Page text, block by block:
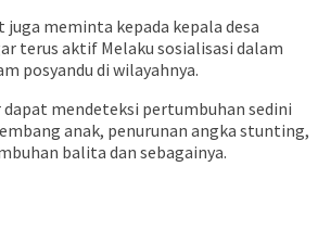
meminta kepada kepala desa
terus aktif Melaku sosialisasi dalam
posyandu di wilayahnya.
mendeteksi pertumbuhan sedini
anak, penurunan angka stunting,
balita dan sebagainya.